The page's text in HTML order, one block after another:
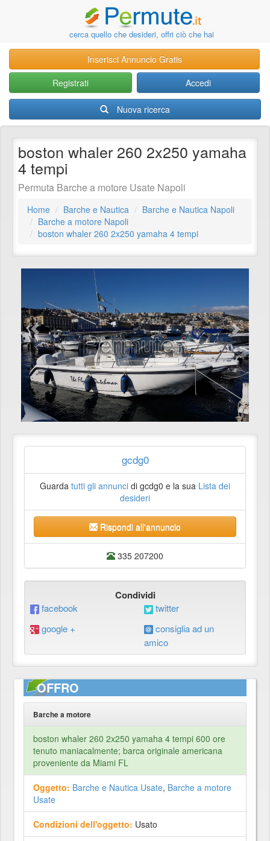
cerca quello che desideri, offri ciò che hai
Inserisci Annuncio Gratis
Registrati
Accedi
Nuova ricerca
boston whaler 260 2x250 yamaha
4 tempi
Permuta Barche a motore Usate Napoli
Home Barche e Nautica
Barche e Nautica Napoli
Barche a motore Napoli
boston whaler 260 2x250 yamaha 4 tempi
gcdg0
Guarda tutti gli annunci di gcdg0 e la sua Lista dei
desideri
Rispondi all'annuncio
335 207200
Condividi
facebook
twitter
google +
consiglia ad un
amico
OFFRO
Barche a motore
boston whaler 260 2x250 yamaha 4 tempi 600 ore
tenuto maniacalmente; barca originale americana
proveniente da Miami FL
Oggetto: Barche e Nautica Usate, Barche a motore
Usate
Condizioni dell'oggetto: Usato